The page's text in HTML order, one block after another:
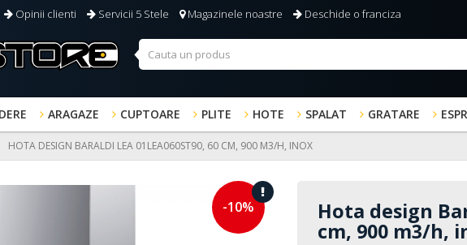
Opinii clienti Servicii 5 Stele Magazinele noastre Deschide o franciza
ARAGAZE CUPTOARE PLITE HOTE SPALAT GRATARE
HOTA DESIGN BARALDI LEA 01LEA060ST90, 60 CM, 900 M3/H, INOX
-10% Hota design
cm, 900 m3/h,